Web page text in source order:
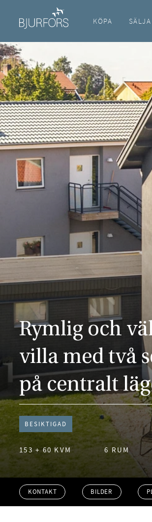
KÖPA SÄLJA
Rymlig och
villa med två
på centralt
BESIKTIGAD
153 + 60 KVM 6 RUM
KONTAKT BILDER